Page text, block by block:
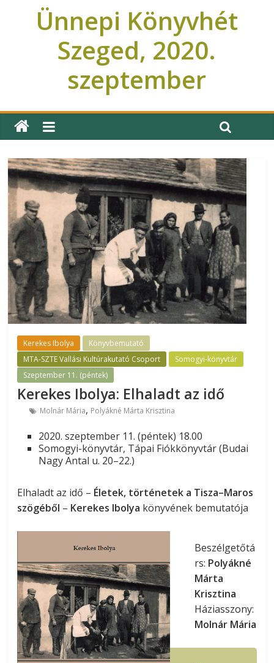
Ünnepi Könyvhét
Szeged, 2020.
szeptember
Kerekes Ibolya
Könyvbemutató
MTA-SZTE Vallási Kultúrakutató Csoport
Somogyi-könyvtár
Szeptember 11. (péntek)
Kerekes Ibolya: Elhaladt az idő
Molnár Mária, Polyákné Márta Krisztina
2020. szeptember 11. (péntek) 18.00
Somogyi-könyvtár, Tápai Fiókkönyvtár (Budai
Nagy Antal u. 20–22.)
Elhaladt az idő – Életek, történetek a Tisza–Maros
szögéből – Kerekes Ibolya könyvének bemutatója
Beszélgetőtá
rs: Polyákné
Márta
Krisztina
Háziasszony:
Molnár Mária